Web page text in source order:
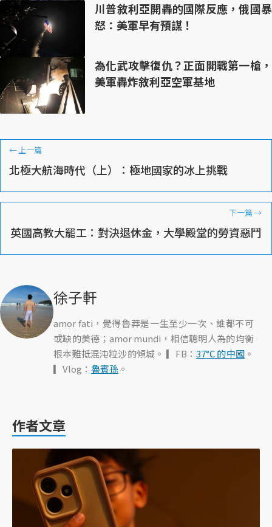
川普敘利亞開轟的國際反應，俄國暴
怒：美軍早有預謀！
為化武攻擊復仇？正面開戰第一槍，
美軍轟炸敘利亞空軍基地
←上一篇
北極大航海時代（上）：極地國家的冰上挑戰
下一篇→
英國高教大罷工：對決退休金，大學殿堂的勞資惡鬥
徐子軒
amor fati，覺得魯莽是一生至少一次、誰都不可
或缺的美德；amor mundi，相信聰明人為的均衡
根本難抵混沌粒沙的傾城。 ▎FB：37°C 的中國 。
▎Vlog： 魯賓孫 。
作者文章